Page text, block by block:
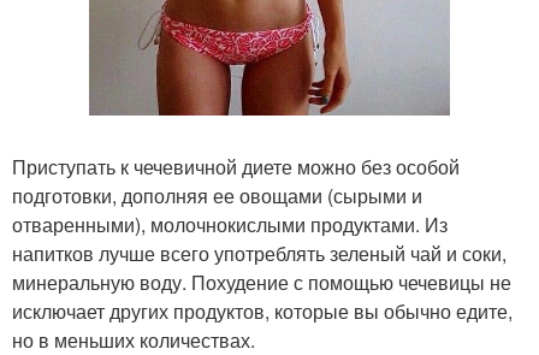
Приступать к чечевичной диете можно без особой
подготовки, дополняя ее овощами (сырыми и
отваренными), молочнокислыми продуктами. Из
напитков лучше всего употреблять зеленый чай и соки,
минеральную воду. Похудение с помощью чечевицы не
исключает других продуктов, которые вы обычно едите,
но в меньших количествах.